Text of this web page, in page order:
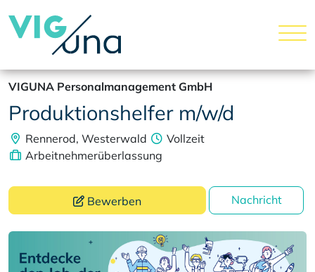
VIGUNA Personalmanagement GmbH
Produktionshelfer m/w/d
Rennerod, Westerwald
Vollzeit
Arbeitnehmerüberlassung
Bewerben Nachricht